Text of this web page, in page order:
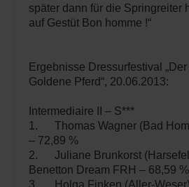
später dann für die Springreiter
auf Gestüt Bon homme !“
Ergebnisse Dressurfestival
Goldene Pferd“, 20.06.2013:
Intermediaire II – S***
1. Thomas Wagner (Bad
– 72,89 %
2. Juliane Brunkorst
Benetton Dream FRH – 68,59 %
3. Holga Finken (Aller-Weser)